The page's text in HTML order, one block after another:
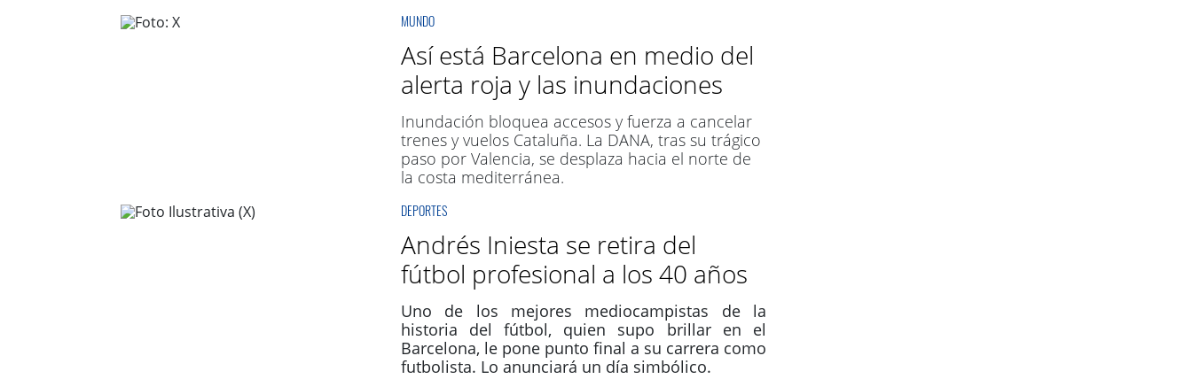
MUNDO
Así está Barcelona en medio del
alerta roja y las inundaciones
Inundación bloquea accesos y fuerza a cancelar
trenes y vuelos Cataluña. La DANA, tras su trágico
paso por Valencia, se desplaza hacia el norte de
la costa mediterránea.
DEPORTES
Andrés Iniesta se retira del
fútbol profesional a los 40 años
Uno de los mejores mediocampistas de la
historia del fútbol, quien supo brillar en el
Barcelona, le pone punto final a su carrera como
futbolista. Lo anunciará un día simbólico.